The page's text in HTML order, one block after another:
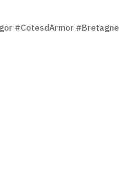
#CotesdArmor #Bretagne